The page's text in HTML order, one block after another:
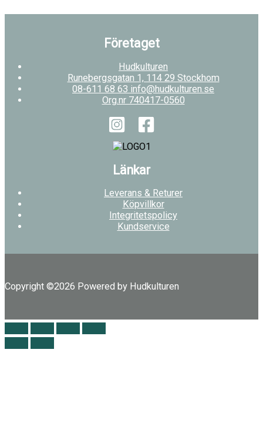
Företaget
Hudkulturen
Runebergsgatan 1, 114 29 Stockhom
08-611 68 63 info@hudkulturen.se
Org.nr 740417-0560
Länkar
Leverans & Returer
Köpvillkor
Integritetspolicy
Kundservice
Copyright ©2026 Powered by Hudkulturen